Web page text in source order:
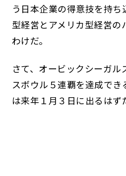
う日本企業の得意技を持ち
型経営とアメリカ型経営の
わけだ。
さて、オービックシーガル
スボウル５連覇を達成で
は来年１月３日に出るはず